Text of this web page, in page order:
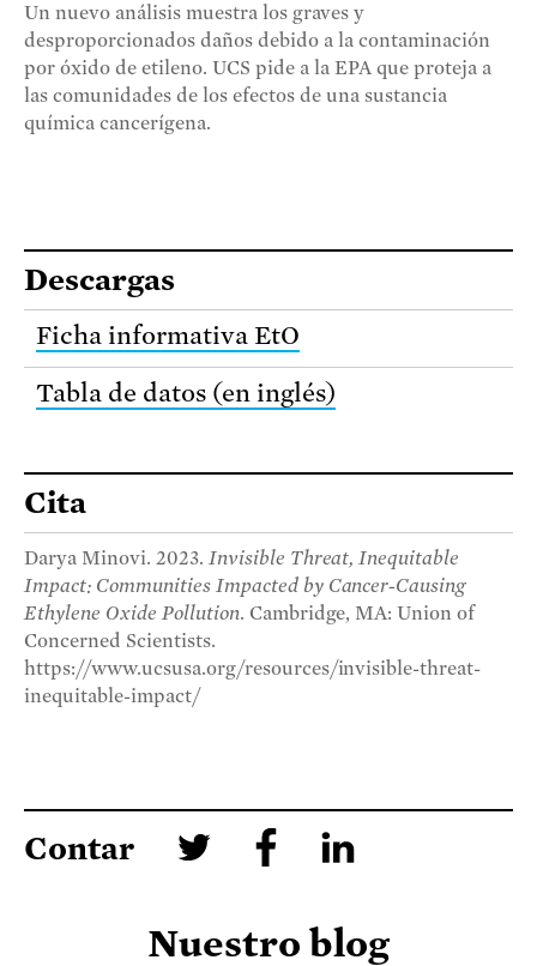
Un nuevo análisis muestra los graves y
desproporcionados daños debido a la contaminación
por óxido de etileno. UCS pide a la EPA que proteja a
las comunidades de los efectos de una sustancia
química cancerígena.
Descargas
Ficha informativa EtO
Tabla de datos (en inglés)
Cita
Darya Minovi. 2023. Invisible Threat, Inequitable
Impact: Communities Impacted by Cancer-Causing
Ethylene Oxide Pollution. Cambridge, MA: Union of
Concerned Scientists.
https://www.ucsusa.org/resources/invisible-threat-
inequitable-impact/
Contar
Nuestro blog